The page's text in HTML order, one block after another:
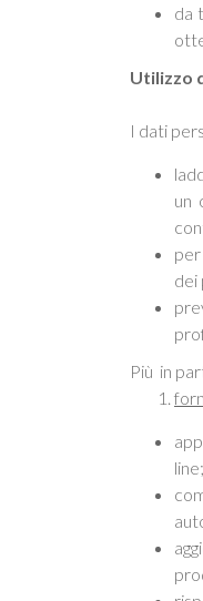
da
Utilizzo
I dati
un
per
dei
Più in
line;